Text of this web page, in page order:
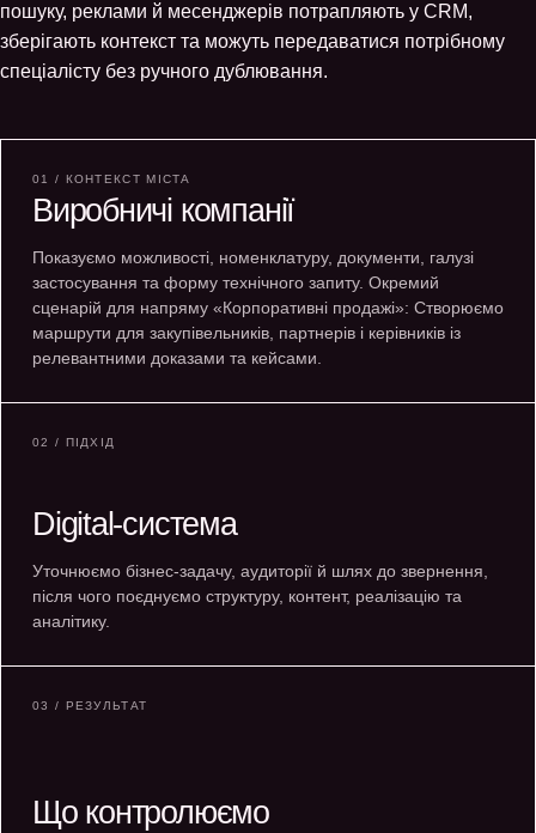
пошуку, реклами й месенджерів потрапляють у CRM,
зберігають контекст та можуть передаватися потрібному
спеціалісту без ручного дублювання.
01 / КОНТЕКСТ МІСТА
Виробничі компанії
Показуємо можливості, номенклатуру, документи, галузі
застосування та форму технічного запиту. Окремий
сценарій для напряму «Корпоративні продажі»: Створюємо
маршрути для закупівельників, партнерів і керівників із
релевантними доказами та кейсами.
02 / ПІДХІД
Digital-система
Уточнюємо бізнес-задачу, аудиторії й шлях до звернення,
після чого поєднуємо структуру, контент, реалізацію та
аналітику.
03 / РЕЗУЛЬТАТ
Що контролюємо